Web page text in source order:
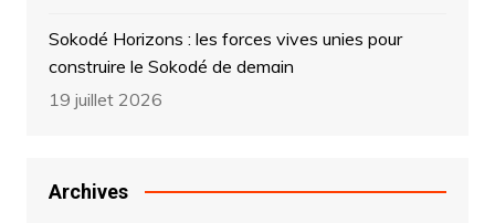
Sokodé Horizons : les forces vives unies pour
construire le Sokodé de demain
19 juillet 2026
Archives